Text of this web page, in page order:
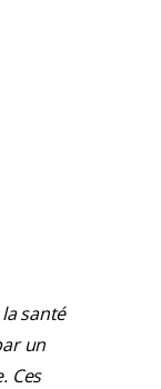
santé
un
Ces